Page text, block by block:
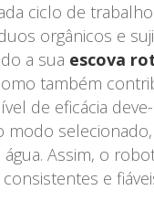
ciclo de
orgânicos e
a sua escova
também
de eficácia
Assim, o
e